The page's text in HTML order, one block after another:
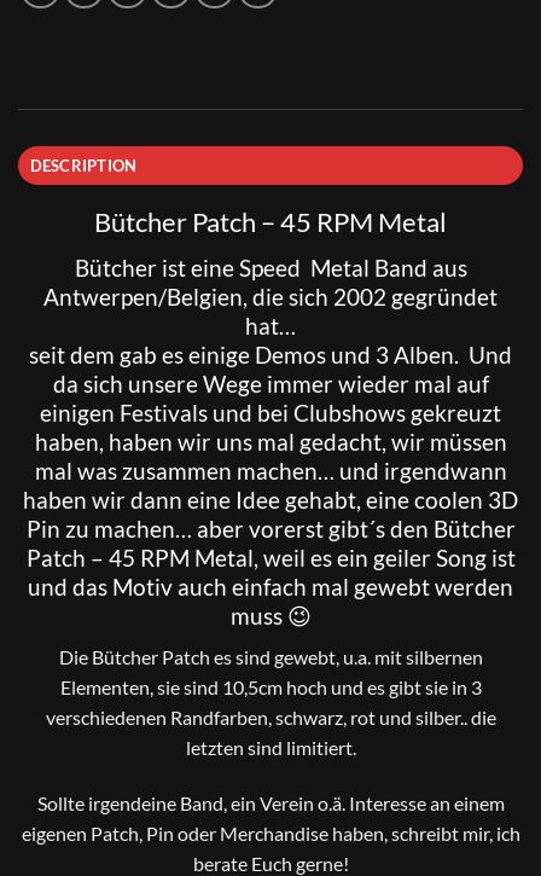
DESCRIPTION
Bütcher Patch – 45 RPM Metal
Bütcherist eine Speed Metal Band aus
Antwerpen/Belgien, die sich 2002 gegründet
hat…
seit dem gab es einige Demos und 3 Alben. Und
da sich unsere Wege immer wieder mal auf
einigen Festivals und bei Clubshows gekreuzt
haben, haben wir uns mal gedacht, wir müssen
mal was zusammen machen… und irgendwann
haben wir dann eine Idee gehabt, eine coolen 3D
Pin zu machen… aber vorerst gibt´s den Bütcher
Patch – 45 RPM Metal, weil es ein geiler Song ist
und das Motiv auch einfach mal gewebt werden
muss 😉
Die Bütcher Patch es sind gewebt, u.a. mit silbernen
Elementen, sie sind 10,5cm hoch und es gibt sie in 3
verschiedenen Randfarben, schwarz, rot und silber.. die
letzten sind limitiert.
Sollte irgendeine Band, ein Verein o.ä. Interesse an einem
eigenen Patch, Pin oder Merchandise haben, schreibt mir, ich
berate Euch gerne!